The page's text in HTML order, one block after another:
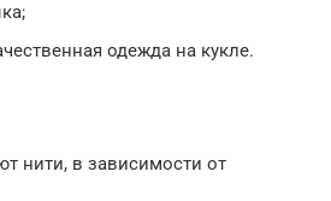
одежда на кукле.
нити, в зависимости от